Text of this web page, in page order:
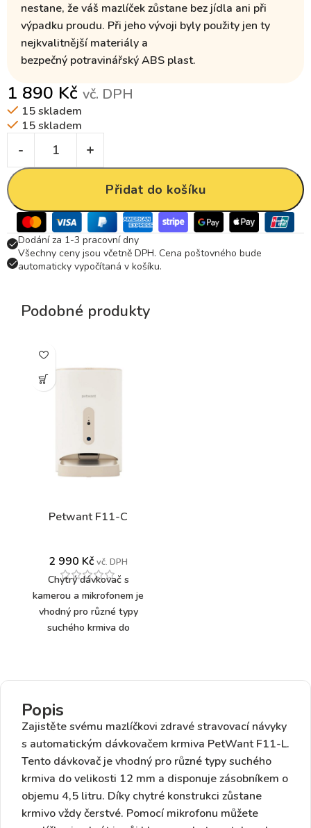
nestane, že váš mazlíček zůstane bez jídla ani při
výpadku proudu. Při jeho vývoji byly použity jen ty
nejkvalitnější materiály a
bezpečný potravinářskýABS plast.
1 890 Kč vč. DPH
15 skladem
15 skladem
Přidat do košíku
Dodání za 1-3 pracovní dny
Všechny ceny jsou včetně DPH. Cena poštovného bude
automaticky vypočítaná v košíku.
Podobné produkty
Petwant F11-C
2 990 Kč vč. DPH
Chytrý dávkovač s
kamerou a mikrofonem je
vhodný pro různé typy
suchého krmiva do
aplikace a podávat
svému mazlíčkoviaž 4
porce denně po dobu 30
dní na dovolené. Navíc je
dávkovač
duálním zdrojem
energie,takže se vám
nestane, že váš mazlíček
Popis
Zajistěte svému mazlíčkovi zdravé stravovací návyky
s automatickým dávkovačem krmiva PetWant F11-L.
Tento dávkovač je vhodný pro různétypy suchého
krmiva do velikosti 12 mm a disponuje zásobníkem o
objemu 4,5 litru. Díky chytré konstrukci zůstane
krmivo vždy čerstvé. Pomocí mikrofonu můžete